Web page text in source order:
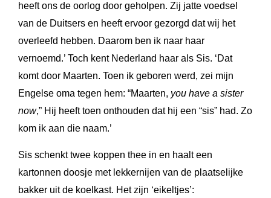
heeft ons de oorlog door geholpen. Zij jatte voedsel
van de Duitsers en heeft ervoor gezorgd dat wij het
overleefd hebben. Daarom ben ik naar haar
vernoemd.’ Toch kent Nederland haar als Sis. ‘Dat
komt door Maarten. Toen ik geboren werd, zei mijn
Engelse oma tegen hem: “Maarten, you have a sister
now,” Hij heeft toen onthouden dat hij een “sis” had. Zo
kom ik aan die naam.’
Sis schenkt twee koppen thee in en haalt een
kartonnen doosje met lekkernijen van de plaatselijke
bakker uit de koelkast. Het zijn ‘eikeltjes’: